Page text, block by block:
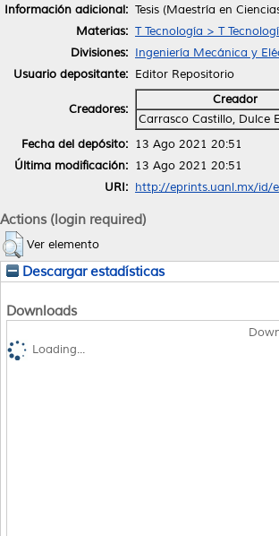
Información adicional: Tesis (Maestría en
Materias: T Tecnología > T
Divisiones: Ingeniería Mecánica y
Usuario depositante: Editor Repositorio
Creadores:
Creador
Carrasco Castillo, Dulce
Fecha del depósito: 13 Ago 2021 20:51
Última modificación: 13 Ago 2021 20:51
URI: http://eprints.uanl.mx/id/
Actions (login required)
Ver elemento
Descargar estadísticas
Downloads
Loading...